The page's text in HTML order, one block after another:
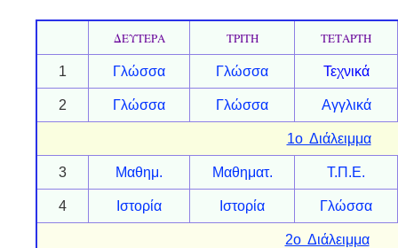
ΔΕΥΤΕΡΑ ΤΡΙΤΗ ΤΕΤΑΡΤΗ
1 Γλώσσα Γλώσσα Τεχνικά
2 Γλώσσα Γλώσσα Αγγλικά
1ο Διάλειμμα
3 Μαθημ. Μαθηματ. Τ.Π.Ε.
4 Ιστορία Ιστορία Γλώσσα
2ο Διάλειμμα